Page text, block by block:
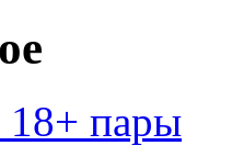
18+ пары